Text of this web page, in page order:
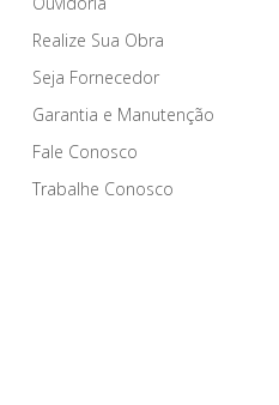
Realize Sua Obra
Seja Fornecedor
Garantia e Manutenção
Fale Conosco
Trabalhe Conosco